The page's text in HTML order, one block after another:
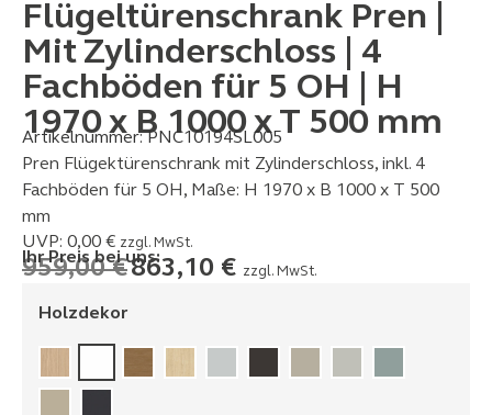
Flügeltürenschrank Pren |
Mit Zylinderschloss | 4
Fachböden für 5 OH | H
1970 x B 1000 x T 500 mm
Artikelnummer:PNC10194SL005
Pren Flügektürenschrank mit Zylinderschloss, inkl. 4
Fachböden für 5 OH, Maße: H 1970 x B 1000 x T 500
mm
UVP: 0,00 € zzgl. MwSt.
Ihr Preis bei uns:
959,00€863,10 € zzgl. MwSt.
Holzdekor